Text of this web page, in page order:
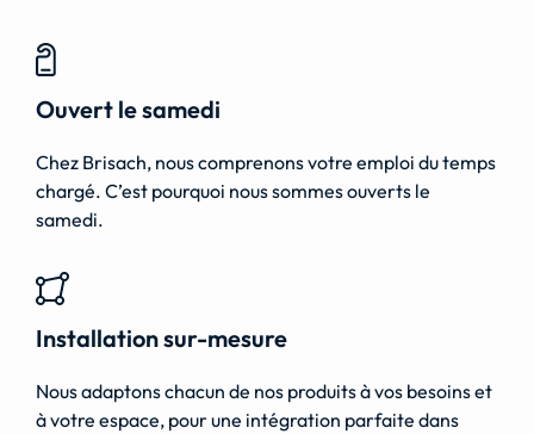
Ouvert le samedi
Chez Brisach, nous comprenons votre emploi du temps
chargé. C’est pourquoi nous sommes ouverts le
samedi.
Installation sur-mesure
Nous adaptons chacun de nos produits à vos besoins et
à votre espace, pour une intégration parfaite dans